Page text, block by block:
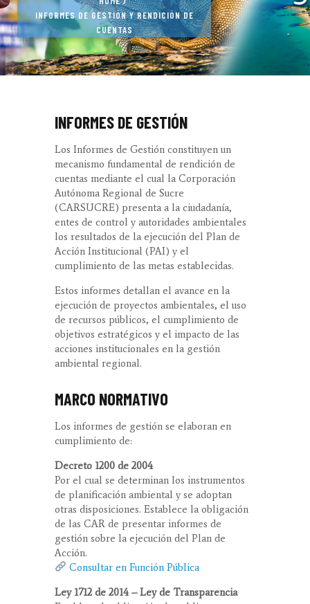
INFORMES DE GESTIÓN Y RENDICIÓN DE
CUENTAS
INFORMES DE GESTIÓN
Los Informes de Gestión constituyen un
mecanismo fundamental de rendición de
cuentas mediante el cual la Corporación
Autónoma Regional de Sucre
(CARSUCRE) presenta a la ciudadanía,
entes de control y autoridades ambientales
los resultados de la ejecución del Plan de
Acción Institucional (PAI) y el
cumplimiento de las metas establecidas.
Estos informes detallan el avance en la
ejecución de proyectos ambientales, el uso
de recursos públicos, el cumplimiento de
objetivos estratégicos y el impacto de las
acciones institucionales en la gestión
ambiental regional.
MARCO NORMATIVO
Los informes de gestión se elaboran en
cumplimiento de:
Decreto 1200 de 2004
Por el cual se determinan los instrumentos
de planificación ambiental y se adoptan
otras disposiciones. Establece la obligación
de las CAR de presentar informes de
gestión sobre la ejecución del Plan de
Acción.
Consultar en Función Pública
Ley 1712 de 2014 – Ley de Transparencia